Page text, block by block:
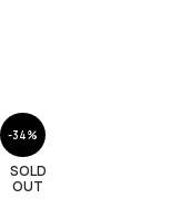
-34%
SOLD
OUT